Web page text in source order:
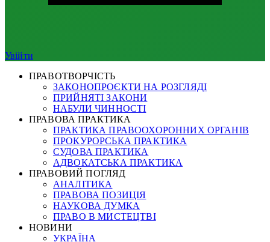
Увійти
ПРАВОТВОРЧІСТЬ
ЗАКОНОПРОЄКТИ НА РОЗГЛЯДІ
ПРИЙНЯТІ ЗАКОНИ
НАБУЛИ ЧИННОСТІ
ПРАВОВА ПРАКТИКА
ПРАКТИКА ПРАВООХОРОННИХ ОРГАНІВ
ПРОКУРОРСЬКА ПРАКТИКА
СУДОВА ПРАКТИКА
АДВОКАТСЬКА ПРАКТИКА
ПРАВОВИЙ ПОГЛЯД
АНАЛІТИКА
ПРАВОВА ПОЗИЦІЯ
НАУКОВА ДУМКА
ПРАВО В МИСТЕЦТВІ
НОВИНИ
УКРАЇНА